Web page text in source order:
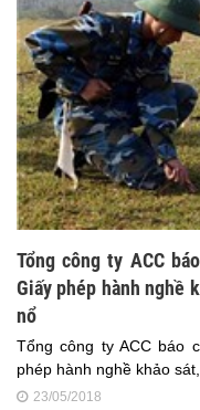
Tổng công ty ACC
Giấy phép hành nghề
nổ
Tổng công ty ACC báo
phép hành nghề khảo
23/05/2018